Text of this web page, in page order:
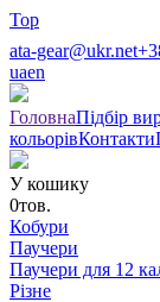
Top
ata-gear@ukr.net
uaen
ГоловнаПідбір
кольорівКонтакти
У кошику
0тов.
Кобури
Паучери
Паучери для 12
Різне